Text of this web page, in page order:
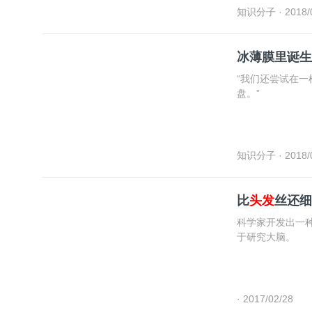
知识分子 ·
冰薄膜里诞
“我们还尝试在一
盘。”
知识分子 ·
比头发丝还
科学家开发出一
于研究大脑。
· 2017/02/28